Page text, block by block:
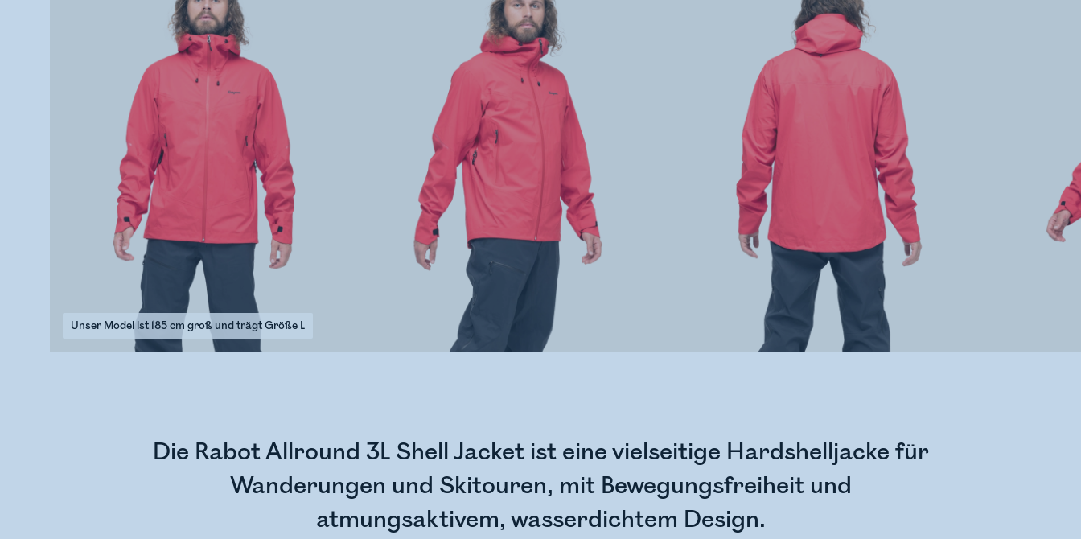
Unser Model ist 185 cm groß und trägt Größe L
Die Rabot Allround 3L Shell Jacket ist eine vielseitige Hardshelljacke für
Wanderungen und Skitouren, mit Bewegungsfreiheit und
atmungsaktivem, wasserdichtem Design.